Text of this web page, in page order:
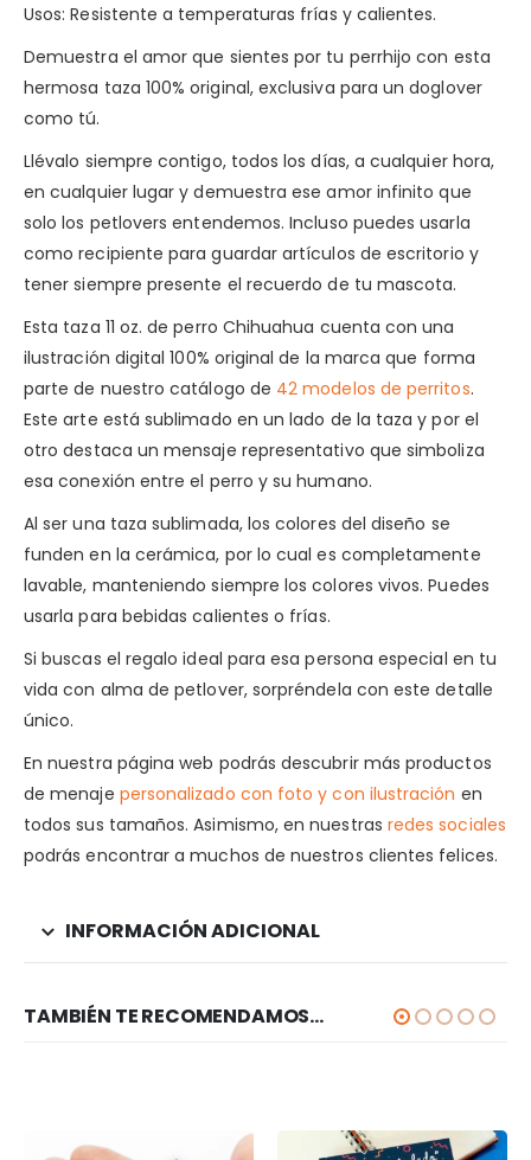
Usos: Resistente a temperaturas frías y calientes.
Demuestra el amor que sientes por tu perrhijo con esta
hermosa taza 100% original, exclusiva para un doglover
como tú.
Llévalo siempre contigo, todos los días, a cualquier hora,
en cualquier lugar y demuestra ese amor infinito que
solo los petlovers entendemos. Incluso puedes usarla
como recipiente para guardar artículos de escritorio y
tener siempre presente el recuerdo de tu mascota.
Esta taza 11 oz. de perro Chihuahua cuenta con una
ilustración digital 100% original de la marca que forma
parte de nuestro catálogo de 42 modelos de perritos.
Este arte está sublimado en un lado de la taza y por el
otro destaca un mensaje representativo que simboliza
esa conexión entre el perro y su humano.
Al ser una taza sublimada, los colores del diseño se
funden en la cerámica, por lo cual es completamente
lavable, manteniendo siempre los colores vivos. Puedes
usarla para bebidas calientes o frías.
Si buscas el regalo ideal para esa persona especial en tu
vida con alma de petlover, sorpréndela con este detalle
único.
En nuestra página web podrás descubrir más productos
de menaje personalizado con foto y con ilustración en
todos sus tamaños. Asimismo, en nuestras redes sociales
podrás encontrar a muchos de nuestros clientes felices.
INFORMACIÓN ADICIONAL
TAMBIÉN TE RECOMENDAMOS…